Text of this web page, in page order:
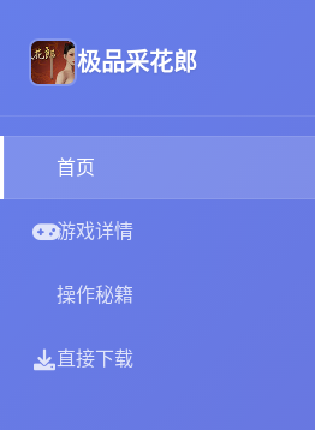
极品采花郎
首页
游戏详情
操作秘籍
直接下载